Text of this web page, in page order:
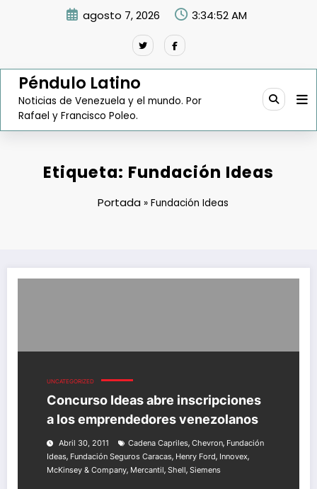
agosto 7, 2026 3:34:53 AM
Péndulo Latino
Noticias de Venezuela y el mundo. Por
Rafael y Francisco Poleo.
Etiqueta: Fundación Ideas
Portada »Fundación Ideas
UNCATEGORIZED
Concurso Ideas abre inscripciones
a los emprendedores venezolanos
Abril 30, 2011 Cadena Capriles, Chevron, Fundación
Ideas, Fundación Seguros Caracas, Henry Ford, Innovex,
McKinsey & Company, Mercantil, Shell, Siemens